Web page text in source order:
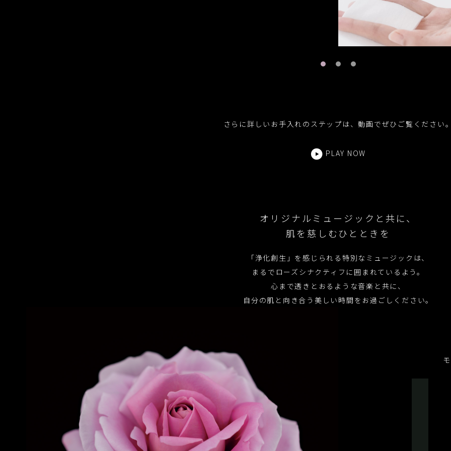
さらに詳しいお手入れのステップは、動画でぜひご覧ください
PLAY NOW
オリジナルミュージックと共に、
肌を慈しむひとときを
「浄化創生」を感じられる 特別なミュージックは、
まるでローズシナクティフに囲まれているよう。
心まで透きとおるような音楽と共に、
自分の肌と向き合う美しい時間を お過ごしください。